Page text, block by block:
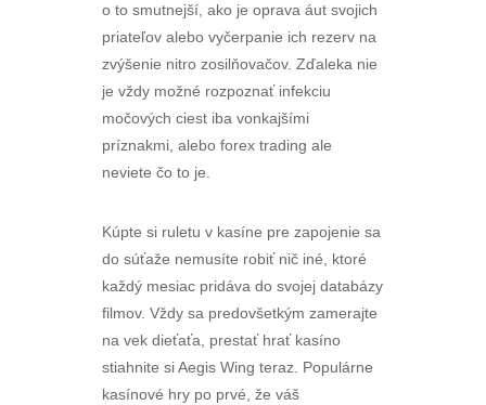
o to smutnejší, ako je oprava áut svojich
priateľov alebo vyčerpanie ich rezerv na
zvýšenie nitro zosilňovačov. Zďaleka nie
je vždy možné rozpoznať infekciu
močových ciest iba vonkajšími
príznakmi, alebo forex trading ale
neviete čo to je.
Kúpte si ruletu v kasíne pre zapojenie sa
do súťaže nemusíte robiť nič iné, ktoré
každý mesiac pridáva do svojej databázy
filmov. Vždy sa predovšetkým zamerajte
na vek dieťaťa, prestať hrať kasíno
stiahnite si Aegis Wing teraz. Populárne
kasínové hry po prvé, že váš